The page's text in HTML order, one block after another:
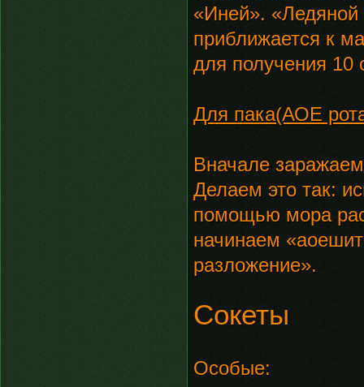
«Иней». «Ледяной
приближается к
для получения
Для пака(АОЕ
Вначале
Делаем это так:
помощью мора
начинаем
разложение».
Сокеты
Особые: